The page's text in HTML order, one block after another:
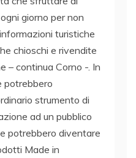
giorno per non
turistiche
chioschi e rivendite
– continua Corno -. In
potrebbero
strumento di
ad un pubblico
potrebbero diventare
Made in